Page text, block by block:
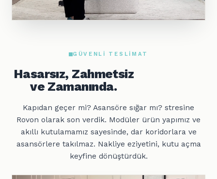
GÜVENLI TESLIMAT
Hasarsız, Zahmetsiz
ve Zamanında.
Kapıdan geçer mi? Asansöre sığar mı? stresine
Rovon olarak son verdik. Modüler ürün yapımız ve
akıllı kutulamamız sayesinde, dar koridorlara ve
asansörlere takılmaz. Nakliye eziyetini, kutu açma
keyfine dönüştürdük.